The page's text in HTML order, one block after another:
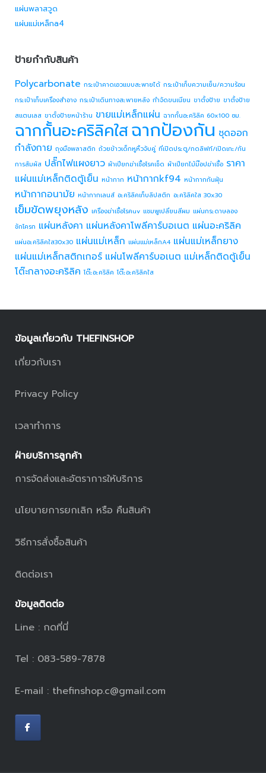
แผ่นพลาสวูด
แผ่นแม่เหล็กa4
ป้ายกำกับสินค้า
Polycarbonate กระเป๋าคาดเอวแบบสะพายได้ กระเป๋าเก็บความเย็น/ความร้อน
กระเป๋าเก็บเครื่องสำอาง กระเป๋าเดินทางสะพายหลัง กำจัดขนเนียน ขาตั้งป้าย ขาตั้งป้าย
สแตนเลส ขาตั้งป้ายหน้าร้าน ขายแม่เหล็กแผ่น ฉากกั้นอะคริลิค 60x100 ซม.
ฉากกั้นอะคริลิคใสฉากป้องกัน ชุดออก
กำลังกาย ถุงมือพลาสติก ถ้วยข้าวเด็กหูหิ้วจับคู่ ที่เปิดประตู/กดลิฟท์/เปิดเกะ/กัน
การสัมผัส ปลั๊กไฟแผงยาว ผ้าเปียกฆ่าเชื้อโรคเช็ด ผ้าเปียกไม้ม๊อปฆ่าเชื้อ ราคา
แผ่นแม่เหล็กติดตู้เย็น หน้ากาก หน้ากากkf94 หน้ากากกันฝุ่น
หน้ากากอนามัย หน้ากากเลนส์ อะคริลิคเก็บลิปสติก อะคริลิคใส 30x30
เข็มขัดพยุงหลัง เครื่องฆ่าเชื้อโรคuv แชมพูเปลี่ยนสีผม แผ่นกระดาษลอง
ชักโครก แผ่นหลังคา แผ่นหลังคาโพลีคาร์บอเนต แผ่นอะคริลิค
แผ่นอะคริลิคใส30x30 แผ่นแม่เหล็ก แผ่นแม่เหล็กA4 แผ่นแม่เหล็กยาง
แผ่นแม่เหล็กสติกเกอร์ แผ่นโพลีคาร์บอเนต แม่เหล็กติดตู้เย็น
โต๊ะกลางอะคริลิค โต๊ะอะคริลิค โต๊ะอะคริลิคใส
ข้อมูลเกี่ยวกับ THEFINSHOP
เกี่ยวกับเรา
Privacy Policy
เวลาทำการ
ฝ่ายบริการลูกค้า
การจัดส่งและอัตราการให้บริการ
นโยบายการยกเลิก หรือ คืนสินค้า
วิธีการสั่งซื้อสินค้า
ติดต่อเรา
ข้อมูลติดต่อ
Line : กดที่นี่
Tel : 083-589-7878
E-mail : thefinshop.c@gmail.com